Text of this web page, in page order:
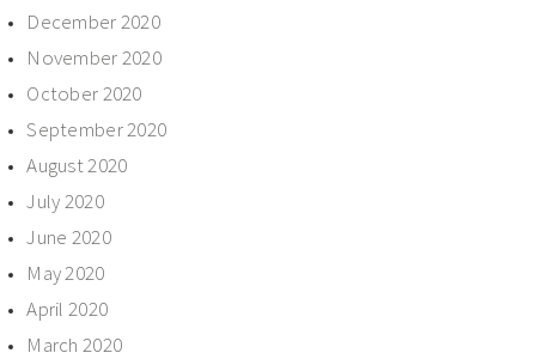
December 2020
November 2020
October 2020
September 2020
August 2020
July 2020
June 2020
May 2020
April 2020
March 2020